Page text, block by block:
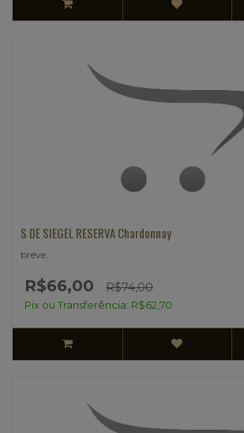
S DE SIEGEL RESERVA Chardonnay
breve..
R$66,00 R$74,00
Pix ou Transferência: R$62,70